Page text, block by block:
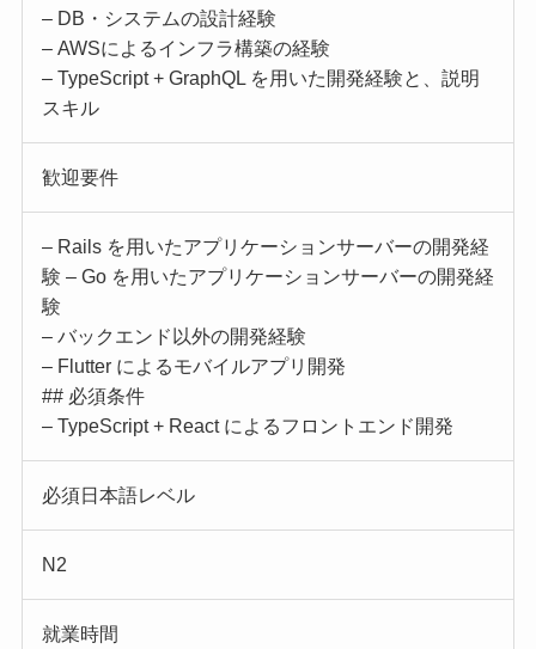
– DB・システムの設計経験
– AWSによるインフラ構築の経験
– TypeScript + GraphQL を用いた開発経験と、説明
スキル
歓迎要件
– Rails を用いたアプリケーションサーバーの開発経
験 – Go を用いたアプリケーションサーバーの開発経
験
– バックエンド以外の開発経験
– Flutter によるモバイルアプリ開発
## 必須条件
– TypeScript + React によるフロントエンド開発
必須日本語レベル
N2
就業時間